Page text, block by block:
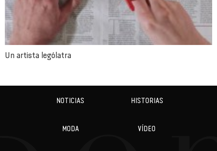
Un artista lególatra
NOTICIAS HISTORIAS
MODA VÍDEO